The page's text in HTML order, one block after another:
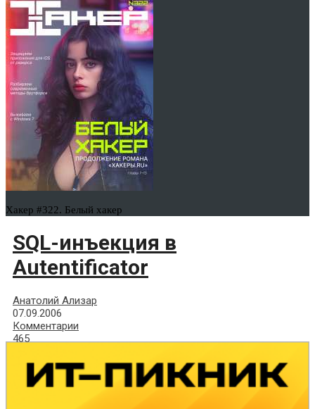
Хакер #322. Белый хакер
SQL-инъекция в
Autentificator
Анатолий Ализар
07.09.2006
Комментарии
465